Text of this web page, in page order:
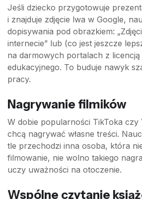
Jeśli dziecko przygotowuje
i znajduje zdjęcie lwa w Google,
dopisywania pod obrazkiem:
internecie” lub (co jest jeszcze
na darmowych portalach z
edukacyjnego. To buduje nawyk
pracy.
Nagrywanie filmików
W dobie popularności TikToka czy
chcą nagrywać własne treści.
tle przechodzi inna osoba, która
filmowanie, nie wolno takiego
uczy uważności na otoczenie.
Wspólne czytanie